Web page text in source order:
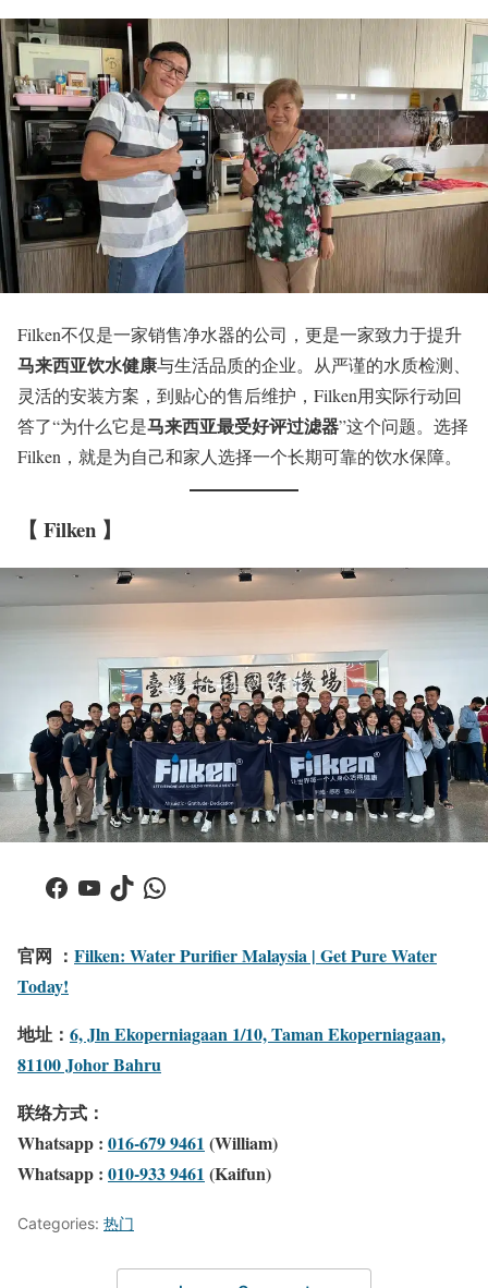
Filken不仅是一家销售净水器的公司，更是一家致力于提升
马来西亚饮水健康与生活品质的企业。从严谨的水质检测、
灵活的安装方案，到贴心的售后维护，Filken用实际行动回
答了“为什么它是马来西亚最受好评过滤器”这个问题。选择
Filken，就是为自己和家人选择一个长期可靠的饮水保障。
【 Filken 】
Facebook YouTube TikTok WhatsApp
官网 ： Filken: Water Purifier Malaysia | Get Pure Water
Today!
地址： 6, Jln Ekoperniagaan 1/10, Taman Ekoperniagaan,
81100 Johor Bahru
联络方式：
Whatsapp : 016-679 9461 (William)
Whatsapp : 010-933 9461 (Kaifun)
Categories: 热门